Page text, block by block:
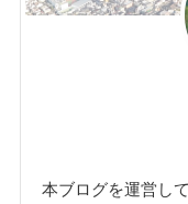
本ブログを運営し